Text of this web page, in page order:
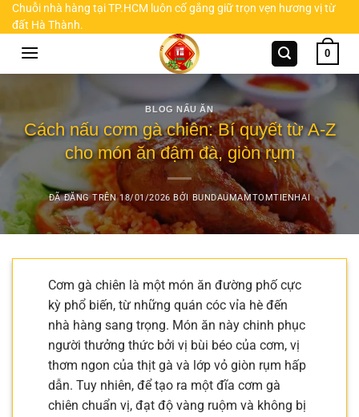
Chuyển
đến
Chuỗi nhà hàng tại TP.HCM luôn cố gắng giữ trọn vẹn hương vị từ
đất Hà Thành.
0
BLOG NẤU ĂN
Cách nấu cơm gà chiên: Bí quyết từ A-Z
cho món ăn đậm đà, giòn rụm
ĐÃ ĐĂNG TRÊN18/01/2026 BỞI BUNDAUMAMTOMTIENHAI
Cơm gà chiên là một món ăn đường phố cực
kỳ phổ biến, từ những quán cóc vỉa hè đến
nhà hàng sang trọng. Món ăn này chinh phục
người thưởng thức bởi vị bùi béo của cơm, vị
thơm ngon của thịt gà và lớp vỏ giòn rụm hấp
dẫn. Tuy nhiên, để tạo ra một đĩa cơm gà
chiên chuẩn vị, đạt độ vàng ruộm và không bị